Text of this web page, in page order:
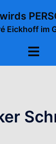
Eickhoff im
Menü